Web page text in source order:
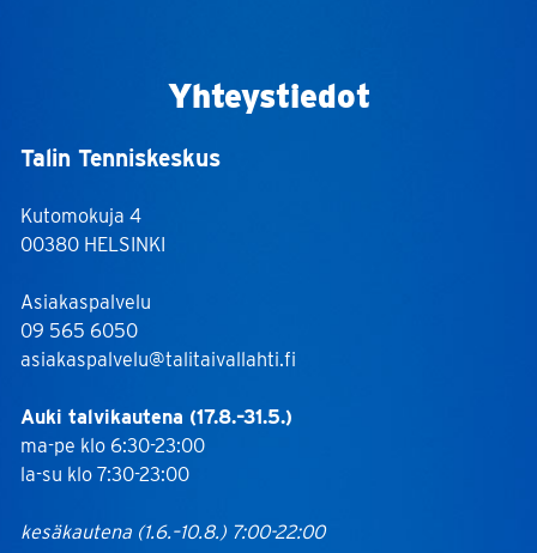
Yhteystiedot
Talin Tenniskeskus
Kutomokuja 4
00380 HELSINKI
Asiakaspalvelu
09 565 6050
asiakaspalvelu@talitaivallahti.fi
Auki talvikautena (17.8.–31.5.)
ma-pe klo 6:30-23:00
la-su klo 7:30-23:00
kesäkautena (1.6.–10.8.) 7:00-22:00